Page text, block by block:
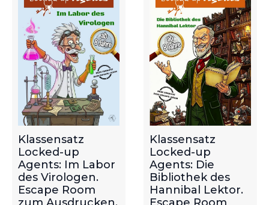
Klassensatz
Locked-up
Agents: Im Labor
des Virologen.
Escape Room
Klassensatz
Locked-up
Agents: Die
Bibliothek des
Hannibal Lektor.